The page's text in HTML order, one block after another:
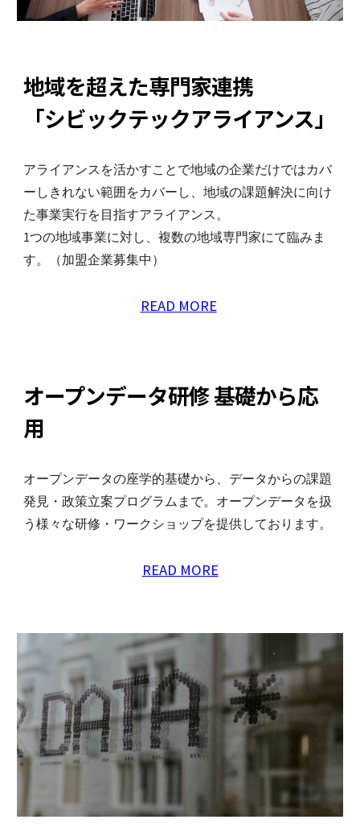
地域を超えた専門家連携
「シビックテックアライアンス」
アライアンスを活かすことで地域の企業だけではカバ
ーしきれない範囲をカバーし、地域の課題解決に向け
た事業実行を目指すアライアンス。
1つの地域事業に対し、複数の地域専門家にて臨みま
す。（加盟企業募集中）
READ MORE
オープンデータ研修基礎から応
用
オープンデータの座学的基礎から、データからの課題
発見・政策立案プログラムまで。オープンデータを扱
う様々な研修・ワークショップを提供しております。
READ MORE